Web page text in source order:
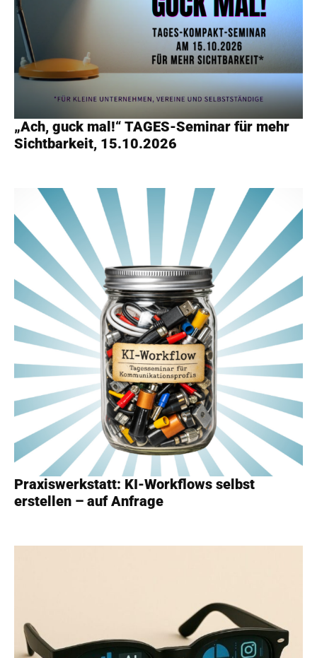
„Ach, guck mal!“ TAGES-Seminar für mehr
Sichtbarkeit, 15.10.2026
Praxiswerkstatt: KI-Workflows selbst
erstellen – auf Anfrage